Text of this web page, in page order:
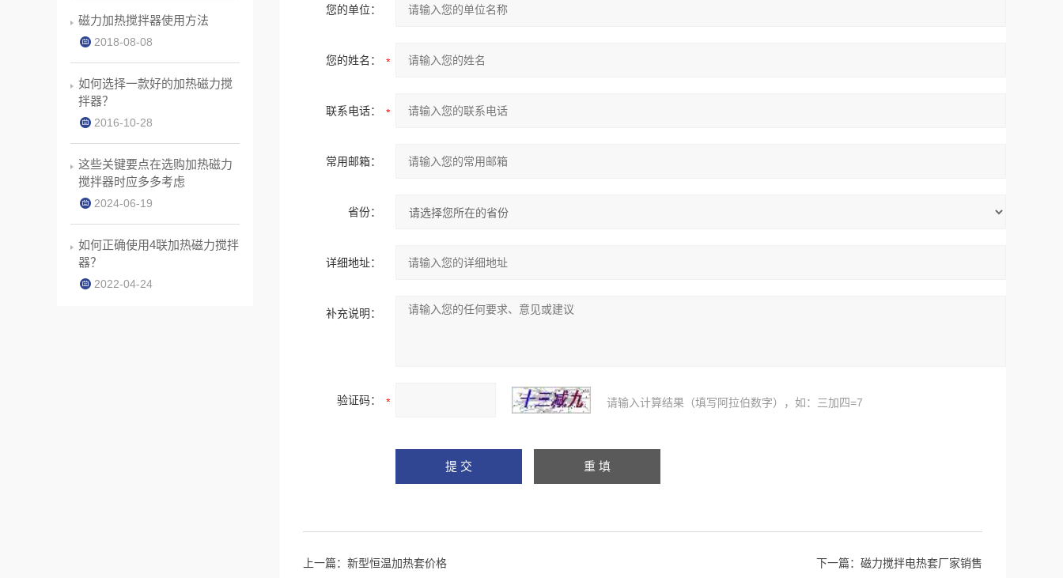
您的单位：
您的姓名：
联系电话：
常用邮箱：
省份：
详细地址：
补充说明：
验证码： 请输入计算结果（填写阿拉伯数字），如：三加四=7
上一篇： 新型恒温加热套价格 下一篇： 磁力搅拌电热套厂家销售
磁力加热搅拌器使用方法
2018-08-08
如何选择一款好的加热磁力搅
拌器？
2016-10-28
这些关键要点在选购加热磁力
搅拌器时应多多考虑
2024-06-19
如何正确使用4联加热磁力搅拌
器？
2022-04-24